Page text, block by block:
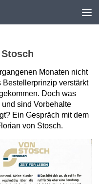
Monaten nicht
Bestellerprinzip verstärkt
Doch was
sind Vorbehalte
Ein Gespräch mit dem
von Stosch.